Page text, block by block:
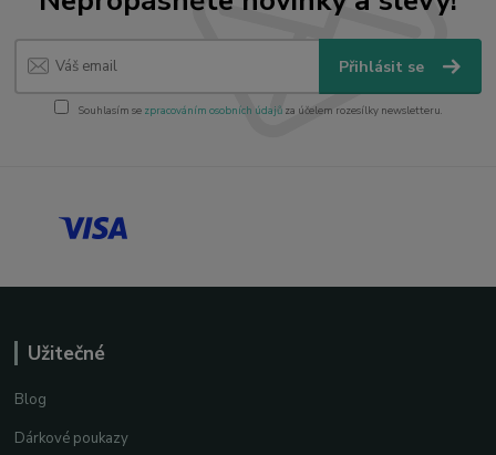
Přihlásit se
Souhlasím se zpracováním osobních údajůza účelem rozesílky newsletteru.
Užitečné
Blog
Dárkové poukazy